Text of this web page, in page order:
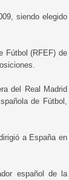
siendo elegido
Fútbol (RFEF) de
del Real Madrid
de Fútbol,
a España en
español de la